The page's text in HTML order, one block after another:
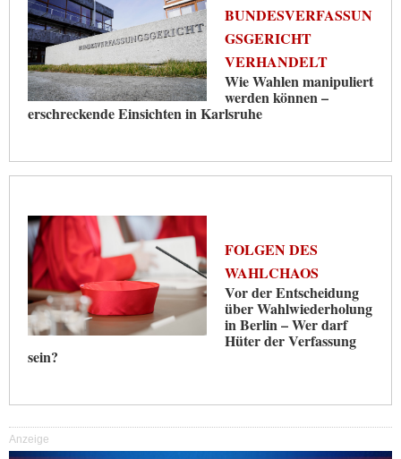
BUNDESVERFASSUN
GSGERICHT
VERHANDELT
Wie Wahlen manipuliert
werden können –
erschreckende Einsichten in Karlsruhe
FOLGEN DES
WAHLCHAOS
Vor der Entscheidung
über Wahlwiederholung
in Berlin – Wer darf
Hüter der Verfassung
sein?
Anzeige